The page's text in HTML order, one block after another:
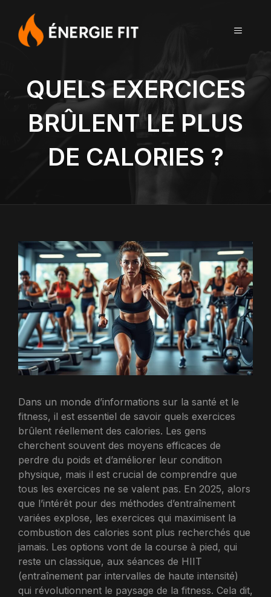
contenu
MENU
QUELS EXERCICES
BRÛLENT LE PLUS
DE CALORIES ?
Dans un monde d’informations sur la santé et le
fitness, il est essentiel de savoir quels exercices
brûlent réellement des calories. Les gens
cherchent souvent des moyens efficaces de
perdre du poids et d’améliorer leur condition
physique, mais il est crucial de comprendre que
tous les exercices ne se valent pas. En 2025, alors
que l’intérêt pour des méthodes d’entraînement
variées explose, les exercices qui maximisent la
combustion des calories sont plus recherchés que
jamais. Les options vont de la course à pied, qui
reste un classique, aux séances de HIIT
(entraînement par intervalles de haute intensité)
qui révolutionnent le paysage de la fitness. Cela dit,